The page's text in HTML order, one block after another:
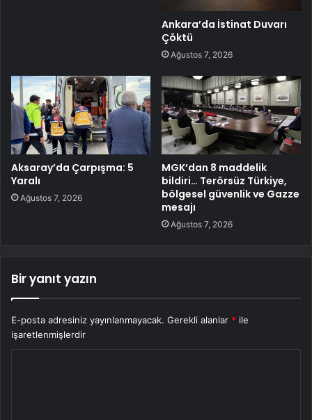
Ankara’da İstinat Duvarı
Çöktü
Ağustos 7, 2026
Aksaray’da Çarpışma: 5
Yaralı
Ağustos 7, 2026
MGK’dan 8 maddelik
bildiri… Terörsüz Türkiye,
bölgesel güvenlik ve Gazze
mesajı
Ağustos 7, 2026
Bir yanıt yazın
E-posta adresiniz yayınlanmayacak. Gerekli alanlar * ile
işaretlenmişlerdir